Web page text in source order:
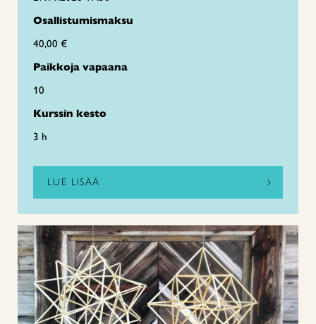
Osallistumismaksu
40,00 €
Paikkoja vapaana
10
Kurssin kesto
3 h
LUE LISÄÄ